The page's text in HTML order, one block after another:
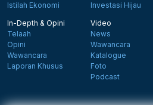
Istilah Ekonomi
Investasi Hijau
In-Depth & Opini
Telaah
Opini
Wawancara
Laporan Khusus
Video
News
Wawancara
Katalogue
Foto
Podcast